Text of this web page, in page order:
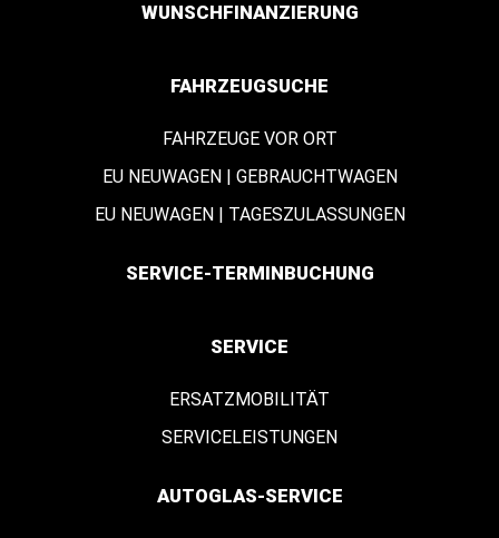
WUNSCHFINANZIERUNG
FAHRZEUGSUCHE
FAHRZEUGE VOR ORT
EU NEUWAGEN | GEBRAUCHTWAGEN
EU NEUWAGEN | TAGESZULASSUNGEN
SERVICE-TERMINBUCHUNG
SERVICE
ERSATZMOBILITÄT
SERVICELEISTUNGEN
AUTOGLAS-SERVICE